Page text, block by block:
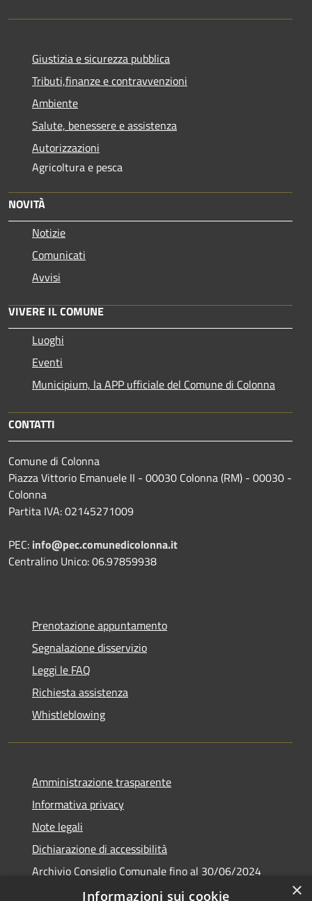
Giustizia e sicurezza pubblica
Tributi,finanze e contravvenzioni
Ambiente
Salute, benessere e assistenza
Autorizzazioni
Agricoltura e pesca
NOVITÀ
Notizie
Comunicati
Avvisi
VIVERE IL COMUNE
Luoghi
Eventi
Municipium, la APP ufficiale del Comune di Colonna
CONTATTI
Comune di Colonna
Piazza Vittorio Emanuele II - 00030 Colonna (RM) - 00030 -
Colonna
Partita IVA: 02145271009
PEC: info@pec.comunedicolonna.it
Centralino Unico: 06.97859938
Prenotazione appuntamento
Segnalazione disservizio
Leggi le FAQ
Richiesta assistenza
Whistleblowing
Amministrazione trasparente
Informativa privacy
Note legali
Dichiarazione di accessibilità
Archivio Consiglio Comunale fino al 30/06/2024
Consiglio Comunale Online
×
Informazioni sui cookie